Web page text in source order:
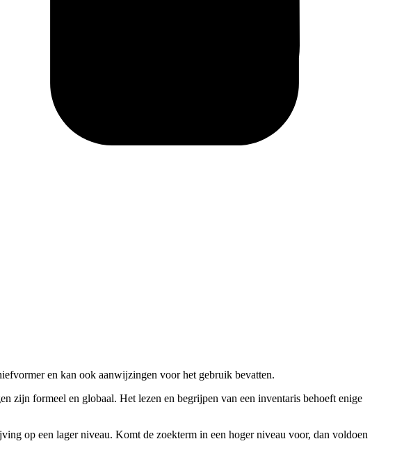
en kan ook aanwijzingen voor het gebruik bevatten.
zijn formeel en globaal. Het lezen en begrijpen van een inventaris behoeft enige
op een lager niveau. Komt de zoekterm in een hoger niveau voor, dan voldoen